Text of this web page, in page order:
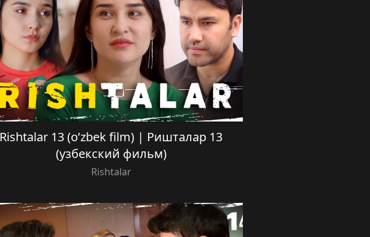
Rishtalar 13 (o’zbek film) | Ришталар 13
(узбекский фильм)
Rishtalar